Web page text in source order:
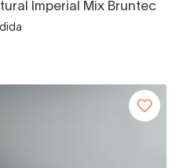
Imperial Mix Bruntec